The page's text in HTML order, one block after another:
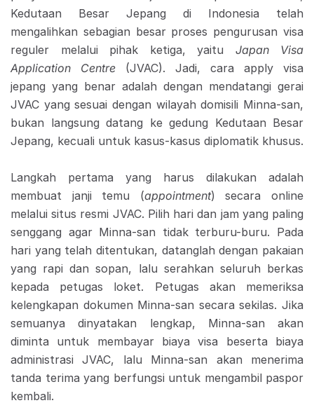
Kedutaan Besar Jepang di Indonesia telah
mengalihkan sebagian besar proses pengurusan visa
reguler melalui pihak ketiga, yaitu Japan Visa
Application Centre (JVAC). Jadi, cara apply visa
jepang yang benar adalah dengan mendatangi gerai
JVAC yang sesuai dengan wilayah domisili Minna-san,
bukan langsung datang ke gedung Kedutaan Besar
Jepang, kecuali untuk kasus-kasus diplomatik khusus.
Langkah pertama yang harus dilakukan adalah
membuat janji temu (appointment) secara online
melalui situs resmi JVAC. Pilih hari dan jam yang paling
senggang agar Minna-san tidak terburu-buru. Pada
hari yang telah ditentukan, datanglah dengan pakaian
yang rapi dan sopan, lalu serahkan seluruh berkas
kepada petugas loket. Petugas akan memeriksa
kelengkapan dokumen Minna-san secara sekilas. Jika
semuanya dinyatakan lengkap, Minna-san akan
diminta untuk membayar biaya visa beserta biaya
administrasi JVAC, lalu Minna-san akan menerima
tanda terima yang berfungsi untuk mengambil paspor
kembali.